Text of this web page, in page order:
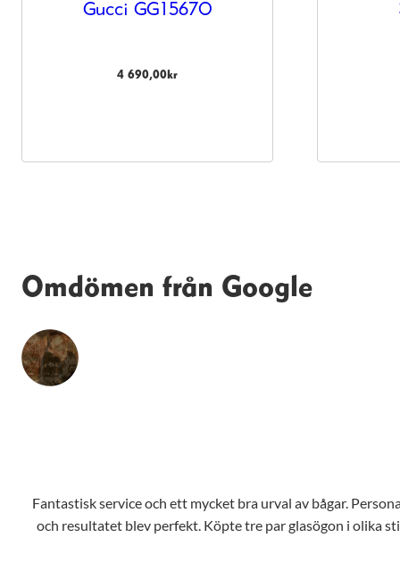
Gucci GG1567O
4 690,00 kr
Omdömen från Google
Fantastisk service och ett mycket bra urval av bågar.
och resultatet blev perfekt. Köpte tre par glasögon i olika